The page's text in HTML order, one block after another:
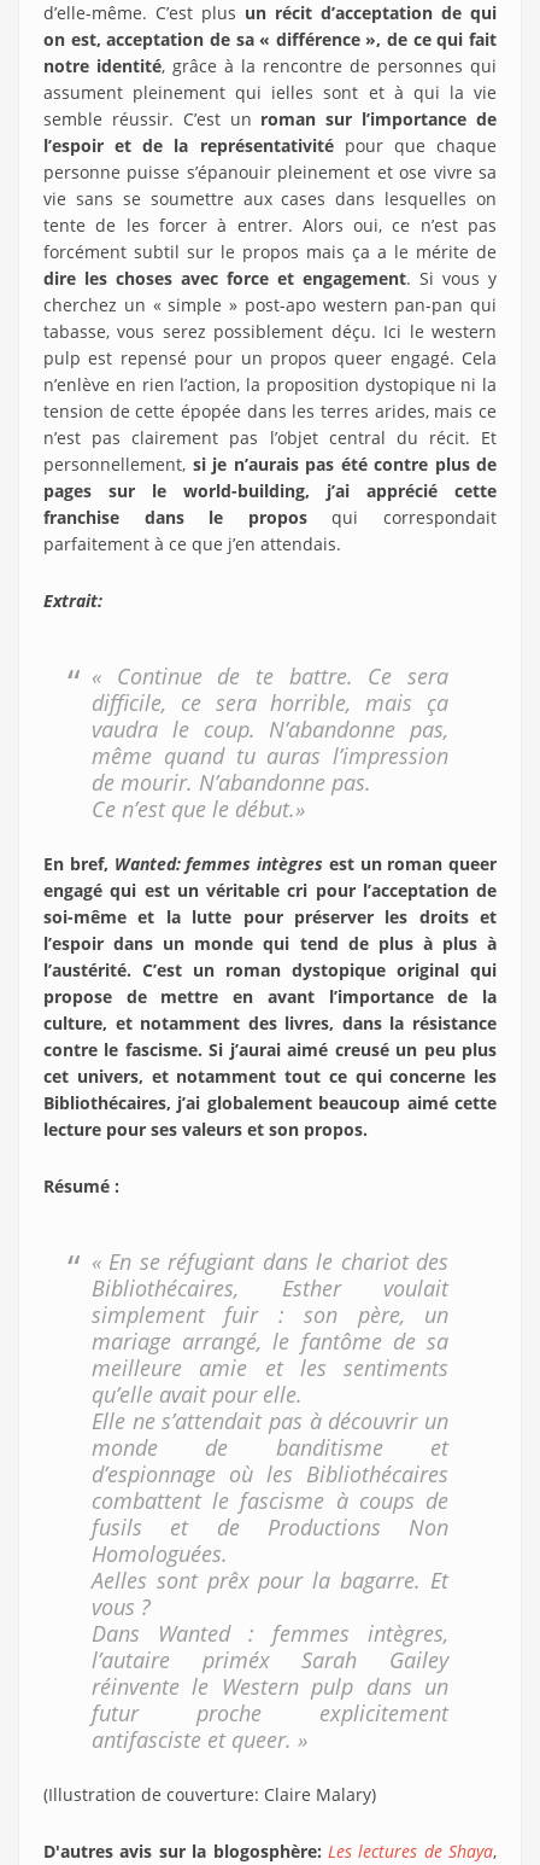
d’elle-même. C’est plus un récit d’acceptation de qui
on est, acceptation de sa « différence », de ce qui fait
notre identité, grâce à la rencontre de personnes qui
assument pleinement qui ielles sont et à qui la vie
semble réussir. C’est un roman sur l’importance de
l’espoir et de la représentativitépour que chaque
personne puisse s’épanouir pleinement et ose vivre sa
vie sans se soumettre aux cases dans lesquelles on
tente de les forcer à entrer. Alors oui, ce n’est pas
forcément subtil sur le propos mais ça a le mérite de
dire les choses avec force et engagement. Si vous y
cherchez un « simple » post-apo western pan-pan qui
tabasse, vous serez possiblement déçu. Ici le western
pulp est repensé pour un propos queer engagé. Cela
n’enlève en rien l’action, la proposition dystopique ni la
tension de cette épopée dans les terres arides, mais ce
n’est pas clairement pas l’objet central du récit. Et
personnellement, si je n’aurais pas été contre plus de
pages sur le world-building, j’ai apprécié cette
franchise dans le proposqui correspondait
parfaitement à ce que j’en attendais.
Extrait:
« Continue de te battre. Ce sera
difficile, ce sera horrible, mais ça
vaudra le coup. N’abandonne pas,
même quand tu auras l’impression
de mourir. N’abandonne pas.
Ce n’est que le début.»
En bref, Wanted: femmes intègres est un roman queer
engagé qui est un véritable cri pour l’acceptation de
soi-même et la lutte pour préserver les droits et
l’espoir dans un monde qui tend de plus à plus à
l’austérité. C’est un roman dystopique original qui
propose de mettre en avant l’importance de la
culture, et notamment des livres, dans la résistance
contre le fascisme. Si j’aurai aimé creusé un peu plus
cet univers, et notamment tout ce qui concerne les
Bibliothécaires, j’ai globalement beaucoup aimé cette
lecture pour ses valeurs et son propos.
Résumé :
« En se réfugiant dans le chariot des
Bibliothécaires, Esther voulait
simplement fuir : son père, un
mariage arrangé, le fantôme de sa
meilleure amie et les sentiments
qu’elle avait pour elle.
Elle ne s’attendait pas à découvrir un
monde de banditisme et
d’espionnage où les Bibliothécaires
combattent le fascisme à coups de
fusils et de Productions Non
Homologuées.
Aelles sont prêx pour la bagarre. Et
vous ?
Dans Wanted : femmes intègres,
l’autaire priméx Sarah Gailey
réinvente le Western pulp dans un
futur proche explicitement
antifasciste et queer. »
(Illustration de couverture: Claire Malary)
D'autres avis sur la blogosphère: Les lectures de Shaya,